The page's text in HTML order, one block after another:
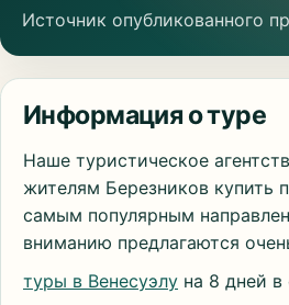
Источник опубликованного
Информация о туре
Наше туристическое
жителям Березников купить
самым популярным
вниманию предлагаются
туры в Венесуэлу на 8 дней